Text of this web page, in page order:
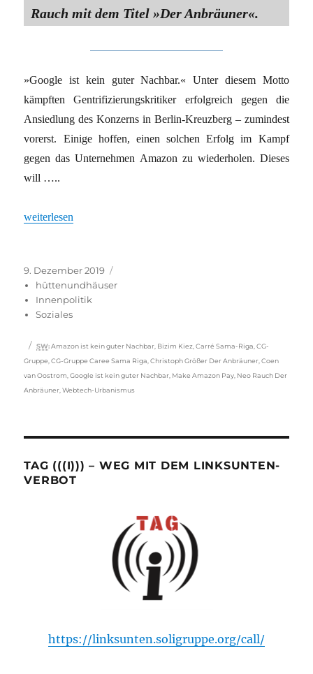
Rauch mit dem Titel »Der Anbräuner«.
»Google ist kein guter Nachbar.« Unter diesem Motto
kämpften Gentrifizierungskritiker erfolgreich gegen die
Ansiedlung des Konzerns in Berlin-Kreuzberg – zumindest
vorerst. Einige hoffen, einen solchen Erfolg im Kampf
gegen das Unternehmen Amazon zu wiederholen. Dieses
will …..
„Lieber Kiezleben als Webtech-Urbanismus“
weiterlesen
Veröffentlicht
am
9. Dezember 2019
hüttenundhäuser
Innenpolitik
Soziales
Schlagwörter
SW: Amazon ist kein guter Nachbar Bizim Kiez ,Carré Sama-Riga ,CG-
Gruppe ,CG-Gruppe Caree Sama Riga ,Christoph Größer Der Anbräuner ,Coen
van Oostrom ,Google ist kein guter Nachbar Make Amazon Pay Neo Rauch Der
Anbräuner ,Webtech-Urbanismus
TAG (((I))) – WEG MIT DEM LINKSUNTEN-
VERBOT
https://linksunten.soligruppe.org/call/